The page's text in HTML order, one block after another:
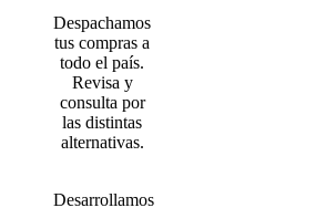
Despachamos
tus compras a
todo el país.
Revisa y
consulta por
las distintas
alternativas.
Desarrollamos